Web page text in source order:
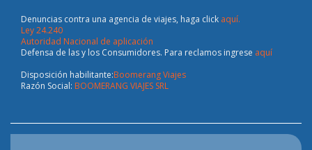
Denuncias contra una agencia de viajes, haga click aquí.
Ley 24.240
Autoridad Nacional de aplicación
Defensa de las y los Consumidores. Para reclamos ingrese aquí
Disposición habilitante:Boomerang Viajes
Razón Social: BOOMERANG VIAJES SRL